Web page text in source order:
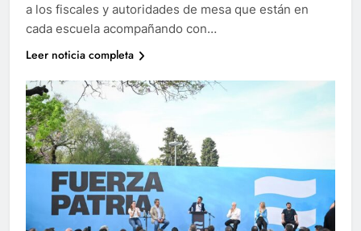
a los fiscales y autoridades de mesa que están en
cada escuela acompañando con…
Leer noticia completa